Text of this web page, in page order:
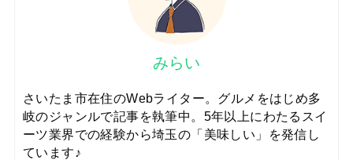
みらい
さいたま市在住のWebライター。グルメをはじめ多
岐のジャンルで記事を執筆中。5年以上にわたるスイ
ーツ業界での経験から埼玉の「美味しい」を発信し
ています♪